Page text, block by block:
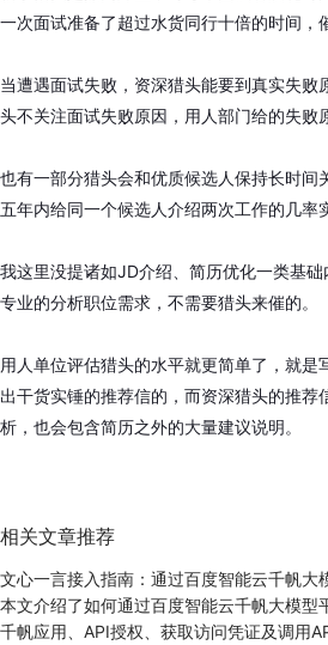
一次面试准备了超过水货同行十倍的时间，
当遭遇面试失败，资深猎头能要到真实失败
头不关注面试失败原因，用人部门给的失败
也有一部分猎头会和优质候选人保持长时间
五年内给同一个候选人介绍两次工作的几率
我这里没提诸如JD介绍、简历优化一类基
专业的分析职位需求，不需要猎头来催的。
用人单位评估猎头的水平就更简单了，就是
出干货实锤的推荐信的，而资深猎头的推荐
析，也会包含简历之外的大量建议说明。
相关文章推荐
文心一言接入指南：通过百度智能云千帆大
本文介绍了如何通过百度智能云千帆大模型
千帆应用、API授权、获取访问凭证及调用